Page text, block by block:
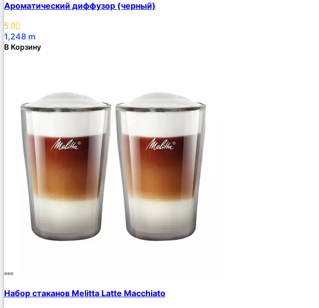
Ароматический диффузор (черный)
5.0
1,248 m
В Корзину
Набор стаканов Melitta Latte Macchiato